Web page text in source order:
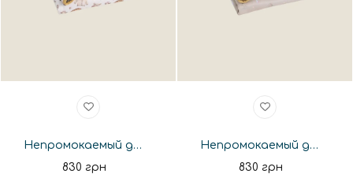
Непромокаемый детский наматрасник 60*120см. HMN545
830 грн
Непромокаемый детский наматрасник 60*120см. HMN22
830 грн